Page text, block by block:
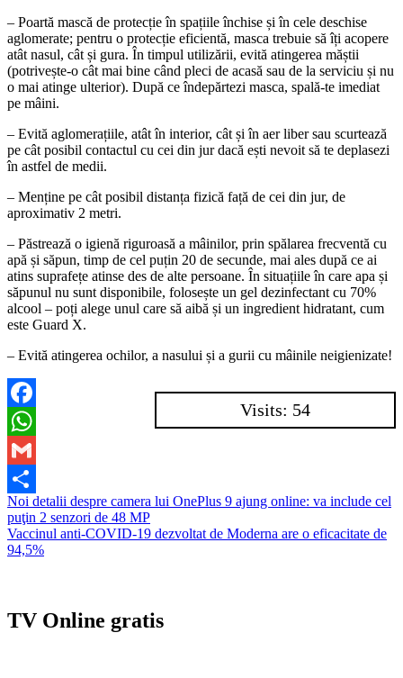
– Poartă mască de protecție în spațiile închise și în cele deschise
aglomerate; pentru o protecție eficientă, masca trebuie să îți acopere
atât nasul, cât și gura. În timpul utilizării, evită atingerea măștii
(potrivește-o cât mai bine când pleci de acasă sau de la serviciu și nu
o mai atinge ulterior). După ce îndepărtezi masca, spală-te imediat
pe mâini.
– Evită aglomerațiile, atât în interior, cât și în aer liber sau scurtează
pe cât posibil contactul cu cei din jur dacă ești nevoit să te deplasezi
în astfel de medii.
– Menține pe cât posibil distanța fizică față de cei din jur, de
aproximativ 2 metri.
– Păstrează o igienă riguroasă a mâinilor, prin spălarea frecventă cu
apă și săpun, timp de cel puțin 20 de secunde, mai ales după ce ai
atins suprafețe atinse des de alte persoane. În situațiile în care apa și
săpunul nu sunt disponibile, folosește un gel dezinfectant cu 70%
alcool – poți alege unul care să aibă și un ingredient hidratant, cum
este Guard X.
– Evită atingerea ochilor, a nasului și a gurii cu mâinile neigienizate!
Visits: 54
Facebook
WhatsApp
Gmail
Partajează
Navigare
în
articole
Noi detalii despre camera lui OnePlus 9 ajung online: va include cel
puţin 2 senzori de 48 MP
Vaccinul anti-COVID-19 dezvoltat de Moderna are o eficacitate de
94,5%
TV Online gratis